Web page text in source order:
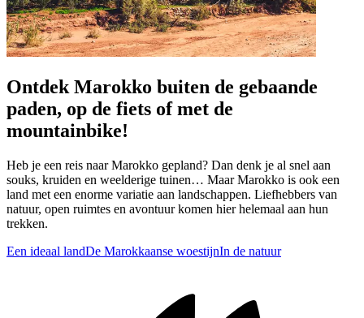
Ontdek Marokko buiten de gebaande
paden, op de fiets of met de
mountainbike!
Heb je een reis naar Marokko gepland? Dan denk je al snel aan
souks, kruiden en weelderige tuinen… Maar Marokko is ook een
land met een enorme variatie aan landschappen. Liefhebbers van
natuur, open ruimtes en avontuur komen hier helemaal aan hun
trekken.
Een ideaal landDe Marokkaanse woestijnIn de natuur